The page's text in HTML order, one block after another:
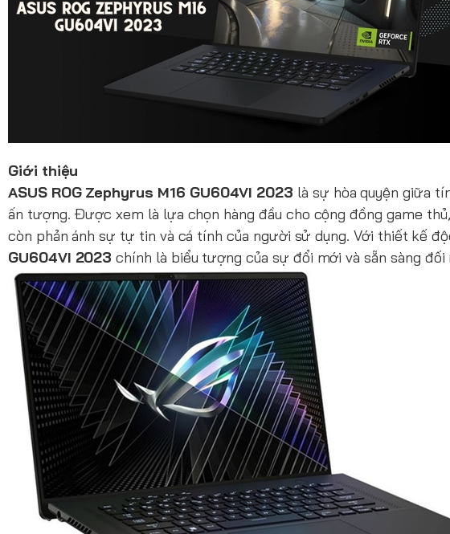
Giới thiệu
ASUS ROG Zephyrus M16 GU604VI 2023 là sự hòa quyện giữa
ấn tượng. Được xem là lựa chọn hàng đầu cho cộng đồng game
còn phản ánh sự tự tin và cá tính của người sử dụng. Với thiết kế
GU604VI 2023chính là biểu tượng của sự đổi mới và sẵn sàng